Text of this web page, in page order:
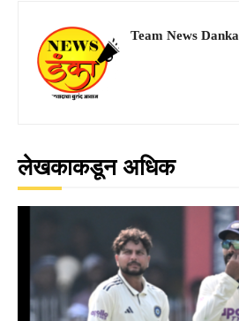
Team News Danka
लेखकाकडून अधिक